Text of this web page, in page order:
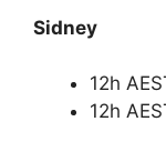
Sidney
12h
12h